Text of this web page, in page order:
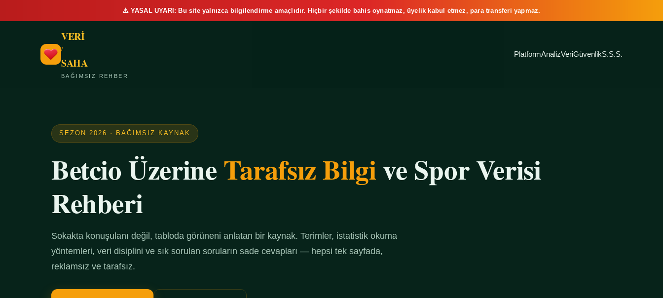
⚠️ YASAL UYARI: Bu site yalnızca bilgilendirme amaçlıdır. Hiçbir şekilde bahis oynatmaz, üyelik kabul etmez, para transferi yapmaz.
VERİ
/
SAHA
BAĞIMSIZ REHBER
PlatformAnalizVeriGüvenlikS.S.S.
SEZON 2026 · BAĞIMSIZ KAYNAK
Betcio ÜzerineTarafsız Bilgive Spor Verisi
Rehberi
Sokakta konuşulanı değil, tabloda görüneni anlatan bir kaynak. Terimler, istatistik okuma
yöntemleri, veri disiplini ve sık sorulan soruların sade cevapları — hepsi tek sayfada,
reklamsız ve tarafsız.